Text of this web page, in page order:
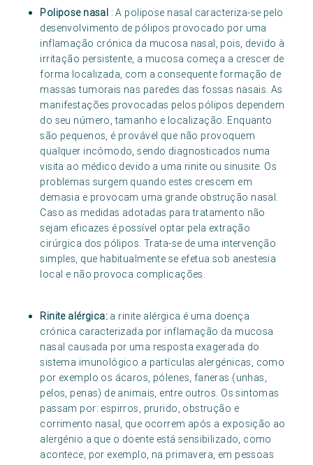
Polipose nasal : A polipose nasal caracteriza-se pelo
desenvolvimento de pólipos provocado por uma
inflamação crónica da mucosa nasal, pois, devido à
irritação persistente, a mucosa começa a crescer de
forma localizada, com a consequente formação de
massas tumorais nas paredes das fossas nasais. As
manifestações provocadas pelos pólipos dependem
do seu número, tamanho e localização. Enquanto
são pequenos, é provável que não provoquem
qualquer incómodo, sendo diagnosticados numa
visita ao médico devido a uma rinite ou sinusite. Os
problemas surgem quando estes crescem em
demasia e provocam uma grande obstrução nasal.
Caso as medidas adotadas para tratamento não
sejam eficazes é possível optar pela extração
cirúrgica dos pólipos. Trata-se de uma intervenção
simples, que habitualmente se efetua sob anestesia
local e não provoca complicações.
Rinite alérgica: a rinite alérgica é uma doença
crónica caracterizada por inflamação da mucosa
nasal causada por uma resposta exagerada do
sistema imunológico a partículas alergénicas, como
por exemplo os ácaros, pólenes, faneras (unhas,
pelos, penas) de animais, entre outros. Os sintomas
passam por: espirros, prurido, obstrução e
corrimento nasal, que ocorrem após a exposição ao
alergénio a que o doente está sensibilizado, como
acontece, por exemplo, na primavera, em pessoas